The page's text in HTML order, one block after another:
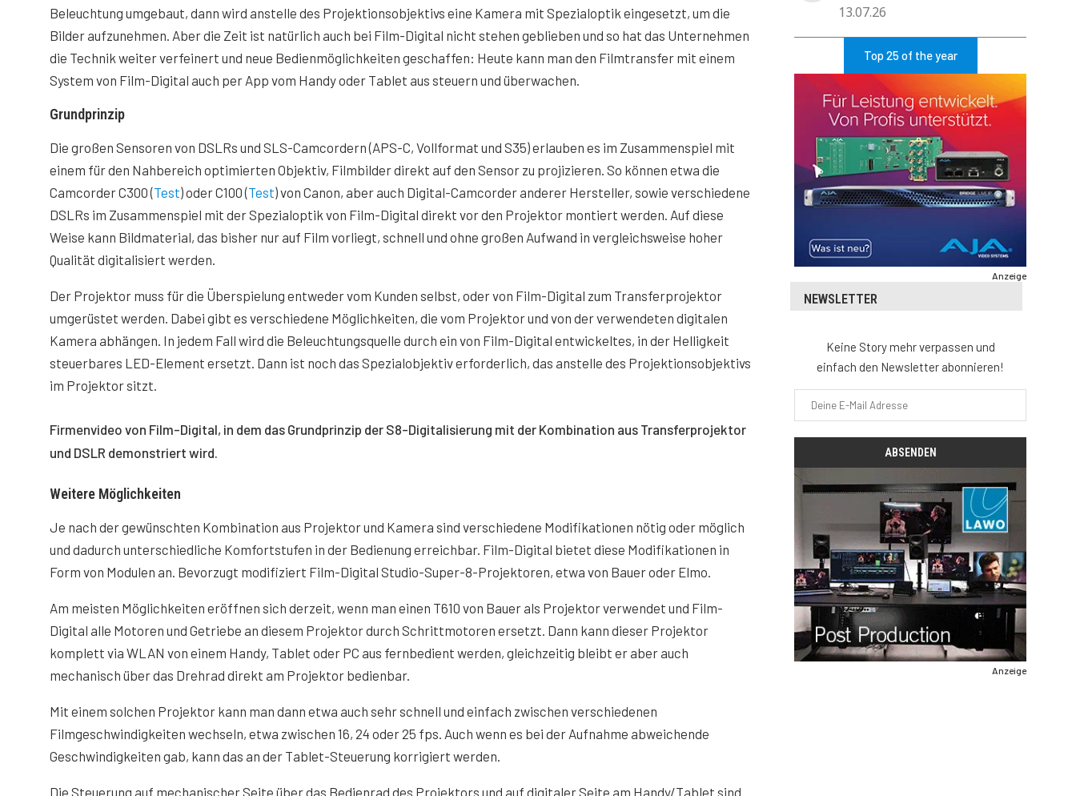
Beleuchtung umgebaut, dann wird anstelle des Projektionsobjektivs eine Kamera mit Spezialoptik eingesetzt, um die
Bilder aufzunehmen. Aber die Zeit ist natürlich auch bei Film-Digital nicht stehen geblieben und so hat das Unternehmen
die Technik weiter verfeinert und neue Bedienmöglichkeiten geschaffen: Heute kann man den Filmtransfer mit einem
System von Film-Digital auch per App vom Handy oder Tablet aus steuern und überwachen.
Grundprinzip
Die großen Sensoren von DSLRs und SLS-Camcordern (APS-C, Vollformat und S35) erlauben es im Zusammenspiel mit
einem für den Nahbereich optimierten Objektiv, Filmbilder direkt auf den Sensor zu projizieren. So können etwa die
Camcorder C300 (Test) oder C100 (Test) von Canon, aber auch Digital-Camcorder anderer Hersteller, sowie verschiedene
DSLRs im Zusammenspiel mit der Spezialoptik von Film-Digital direkt vor den Projektor montiert werden. Auf diese
Weise kann Bildmaterial, das bisher nur auf Film vorliegt, schnell und ohne großen Aufwand in vergleichsweise hoher
Qualität digitalisiert werden.
Der Projektor muss für die Überspielung entweder vom Kunden selbst, oder von Film-Digital zum Transferprojektor
umgerüstet werden. Dabei gibt es verschiedene Möglichkeiten, die vom Projektor und von der verwendeten digitalen
Kamera abhängen. In jedem Fall wird die Beleuchtungsquelle durch ein von Film-Digital entwickeltes, in der Helligkeit
steuerbares LED-Element ersetzt. Dann ist noch das Spezialobjektiv erforderlich, das anstelle des Projektionsobjektivs
im Projektor sitzt.
Firmenvideo von Film-Digital, in dem das Grundprinzip der S8-Digitalisierung mit der Kombination aus Transferprojektor
und DSLR demonstriert wird.
Weitere Möglichkeiten
Je nach der gewünschten Kombination aus Projektor und Kamera sind verschiedene Modifikationen nötig oder möglich
und dadurch unterschiedliche Komfortstufen in der Bedienung erreichbar. Film-Digital bietet diese Modifikationen in
Form von Modulen an. Bevorzugt modifiziert Film-Digital Studio-Super-8-Projektoren, etwa von Bauer oder Elmo.
Am meisten Möglichkeiten eröffnen sich derzeit, wenn man einen T610 von Bauer als Projektor verwendet und Film-
Digital alle Motoren und Getriebe an diesem Projektor durch Schrittmotoren ersetzt. Dann kann dieser Projektor
komplett via WLAN von einem Handy, Tablet oder PC aus fernbedient werden, gleichzeitig bleibt er aber auch
mechanisch über das Drehrad direkt am Projektor bedienbar.
Mit einem solchen Projektor kann man dann etwa auch sehr schnell und einfach zwischen verschiedenen
Filmgeschwindigkeiten wechseln, etwa zwischen 16, 24 oder 25 fps. Auch wenn es bei der Aufnahme abweichende
Geschwindigkeiten gab, kann das an der Tablet-Steuerung korrigiert werden.
Die Steuerung auf mechanischer Seite über das Bedienrad des Projektors und auf digitaler Seite am Handy/Tablet sind
13.07.26
Top 25 of the year
Anzeige
NEWSLETTER
Keine Story mehr verpassen und
einfach den Newsletter abonnieren!
Anzeige